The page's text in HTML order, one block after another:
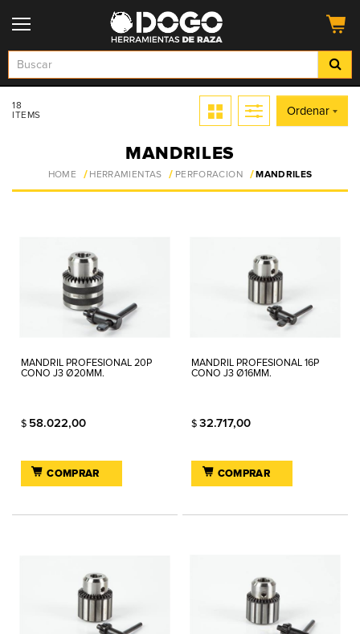
MANDRILES
HOME HERRAMIENTAS PERFORACION MANDRILES
18
ITEMS
Ordenar
MANDRIL PROFESIONAL 20P
CONO J3 Ø20MM.
$ 58.022,00
COMPRAR
MANDRIL PROFESIONAL 16P
CONO J3 Ø16MM.
$32.717,00
COMPRAR